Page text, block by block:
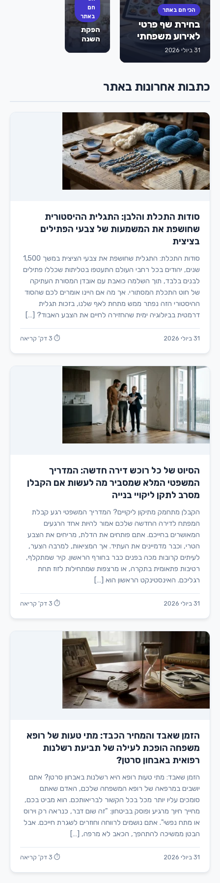
הכי חם באתר
בחירת שף פרטי
לאירוע משפחתי
31 ביולי 2026
לבת
מצווה
הם
הסוד
לאירוע
מוצלח
חם
באתר
הפקת
השנה
בראשון
לציון
שישאיר
את כל
השכבה
פעורת
פה
כתבות אחרונות באתר
סודות התכלת והלבן: התגלית ההיסטורית
שחושפת את המשמעות של צבעי הפתילים
בציצית
סודות התכלת: התגלית שחושפת את צבעי הציצית במשך 1,500
שנים, יהודים בכל רחבי העולם התעטפו בטליתות שכללו פתילים
לבנים בלבד, תוך השלמה כואבת עם אובדן המסורת העתיקה
של חוט התכלת המסתורי. אך מה אם היינו אומרים לכם שהסוד
ההיסטורי הזה נפתר ממש מתחת לאף שלנו, בזכות תגלית
דרמטית בביולוגיה ימית שהחזירה לחיים את הצבע האבוד? […]
31 ביולי 2026 ⏱ 3 דק' קריאה
הסיוט של כל רוכש דירה חדשה: המדריך
המשפטי המלא שמסביר מה לעשות אם הקבלן
מסרב לתקן ליקויי בנייה
הקבלן מתחמק מתיקון ליקויים? המדריך המשפטי רגע קבלת
המפתח לדירה החדשה שלכם אמור להיות אחד הרגעים
המאושרים בחייכם. אתם פותחים את הדלת, מריחים את הצבע
הטרי, וכבר מדמיינים את העתיד. אך המציאות, למרבה הצער,
לעיתים קרובות מכה בפנים כבר בחורף הראשון. קיר שמתקלף,
רטיבות פתאומית בתקרה, או מרצפות שמתחילות לזוז תחת
רגליכם. האינסטינקט הראשון הוא […]
31 ביולי 2026 ⏱ 3 דק' קריאה
הזמן שאבד והמחיר הכבד: מתי טעות של רופא
משפחה הופכת לעילה של תביעת רשלנות
רפואית באבחון סרטן?
הזמן שאבד: מתי טעות רופא היא רשלנות באבחון סרטן? אתם
יושבים במרפאה של רופא המשפחה שלכם, האדם שאתם
סומכים עליו יותר מכל בכל הקשור לבריאותכם. הוא מביט בכם,
מחייך חיוך מרגיע ופוסק בביטחון: "זה שום דבר, כנראה רק וירוס
או מתח נפשי". אתם נושמים לרווחה וחוזרים לשגרת חייכם. אבל
הבטן ממשיכה להתהפך, הכאב לא מרפה, […]
31 ביולי 2026 ⏱ 3 דק' קריאה